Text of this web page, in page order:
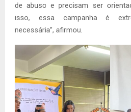
de abuso e precisam ser
isso, essa campanha é
necessária”, afirmou.